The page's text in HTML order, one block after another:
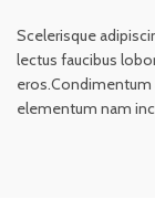
Scelerisque
lectus faucibus
elementum nam